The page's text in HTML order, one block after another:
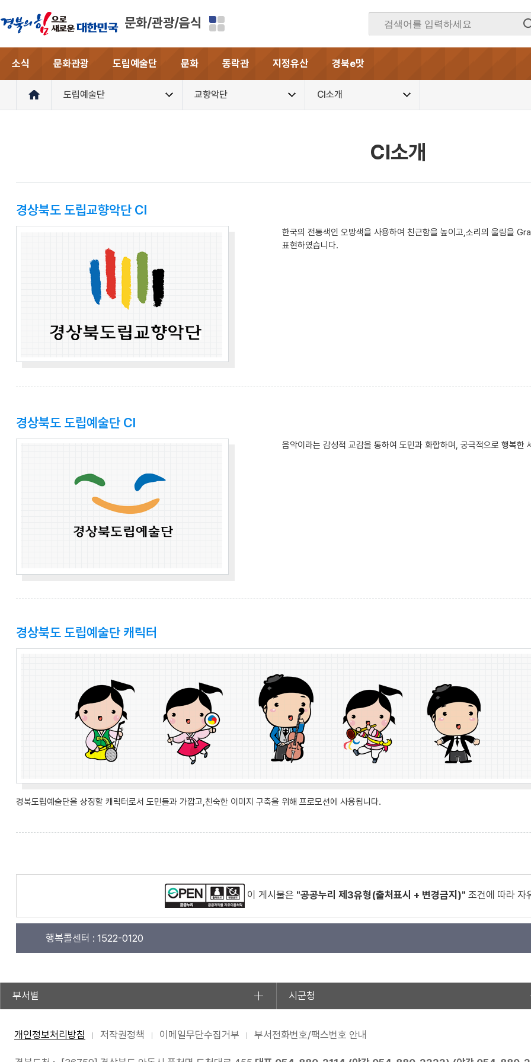
문화/관광/음식
소식 문화관광 도립예술단 문화 동락관 지정유산 경북e맛
도립예술단 교향악단 CI소개
CI소개
경상북도 도립교향악단 CI
한국의 전통색인 오방색을 사용하여 친근함을 높이고,소리의 울림을
표현하였습니다.
경상북도 도립예술단 CI
음악이라는 감성적 교감을 통하여 도민과 화합하며, 궁극적으로 행복한
경상북도 도립예술단 캐릭터
경북도립예술단을 상징할 캐릭터로서 도민들과 가깝고,친숙한 이미지 구축을 위해 프로모션에 사용됩니다.
이 게시물은 "공공누리 제3유형(출처표시 + 변경금지)" 조건에 따라 자
행복콜센터 : 1522-0120
부서별 시군청
개인정보처리방침 저작권정책 이메일무단수집거부 부서전화번호/팩스번호 안내